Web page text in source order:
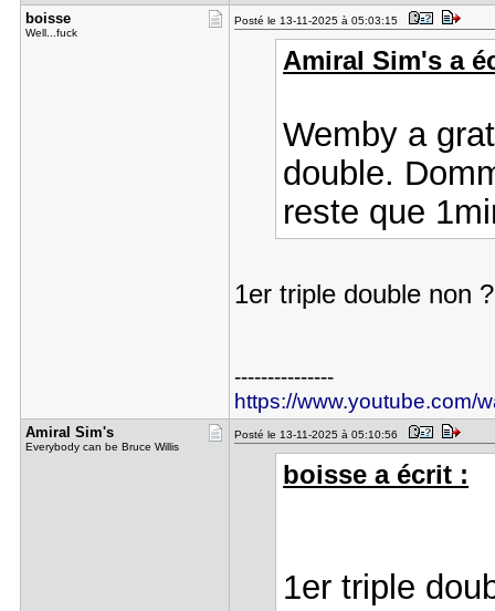
boisse
Well...fuck
Posté le 13-11-2025 à 05:03:15
Amiral Sim's a
Wemby a
double.
reste que
1er triple double non ?
---------------
https://www.youtube.com/
Amiral Sim​'s
Everybody can be Bruce Willis
Posté le 13-11-2025 à 05:10:56
boisse a écrit :
1er triple